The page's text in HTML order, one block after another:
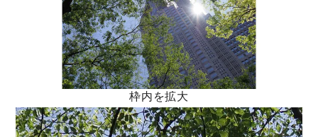
枠内を拡大